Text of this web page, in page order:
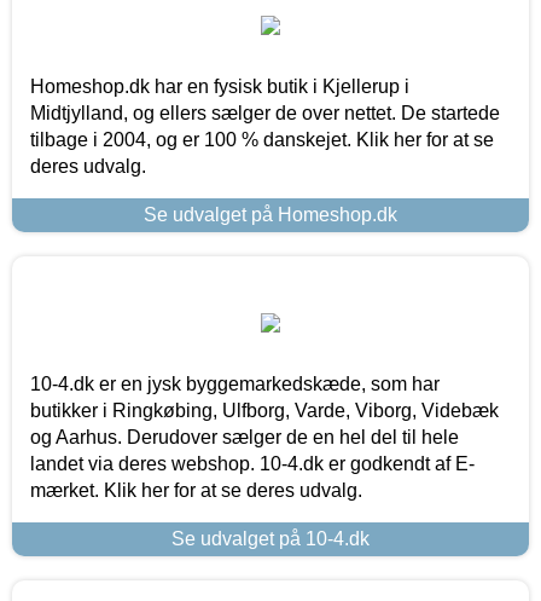
Homeshop.dk har en fysisk butik i Kjellerup i
Midtjylland, og ellers sælger de over nettet. De startede
tilbage i 2004, og er 100 % danskejet. Klik her for at se
deres udvalg.
Se udvalget på Homeshop.dk
10-4.dk er en jysk byggemarkedskæde, som har
butikker i Ringkøbing, Ulfborg, Varde, Viborg, Videbæk
og Aarhus. Derudover sælger de en hel del til hele
landet via deres webshop. 10-4.dk er godkendt af E-
mærket. Klik her for at se deres udvalg.
Se udvalget på 10-4.dk